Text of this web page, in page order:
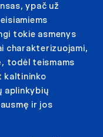
ypač už
tokie asmenys
charakterizuojami,
todėl teismams
kaltininko
aplinkybių
ir jos